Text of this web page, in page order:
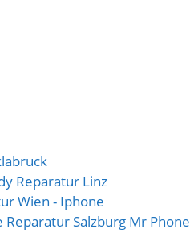
Reparatur Linz
Wien - Iphone
Reparatur Salzburg Mr Phone